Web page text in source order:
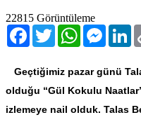
22815 Görüntüleme
Facebook
TwitterWhatsApp
Geçtiğimiz pazar günü
olduğu “Gül Kokulu
izlemeye nail olduk. Talas